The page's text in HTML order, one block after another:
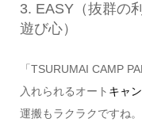
3. EASY（抜群の
遊び心）
「TSURUMAI CAMP
入れられるオート キャ
運搬もラクラクですね